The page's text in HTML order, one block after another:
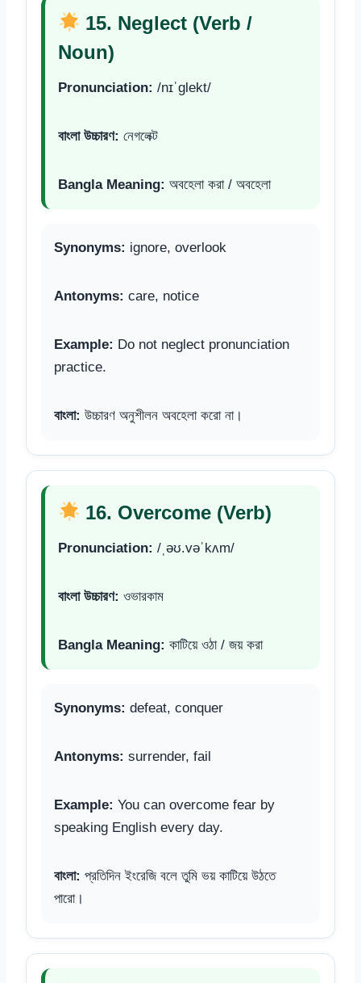
15. Neglect (Verb /
Noun)
Pronunciation: /nɪˈɡlekt/
বাংলা উচ্চারণ: নেগলেক্ট
Bangla Meaning: অবহেলা করা / অবহেলা
Synonyms: ignore, overlook
Antonyms: care, notice
Example: Do not neglect pronunciation
practice.
বাংলা: উচ্চারণ অনুশীলন অবহেলা করো না।
16. Overcome (Verb)
Pronunciation: /ˌəʊ.vəˈkʌm/
বাংলা উচ্চারণ: ওভারকাম
Bangla Meaning: কাটিয়ে ওঠা / জয় করা
Synonyms: defeat, conquer
Antonyms: surrender, fail
Example: You can overcome fear by
speaking English every day.
বাংলা: প্রতিদিন ইংরেজি বলে তুমি ভয় কাটিয়ে উঠতে
পারো।